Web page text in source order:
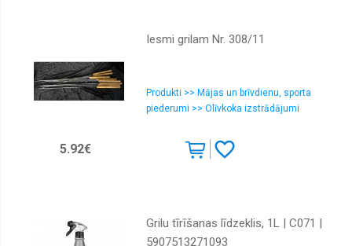
Iesmi grilam Nr. 308/11
Produkti >> Mājas un brīvdienu, sporta
piederumi >> Olīvkoka izstrādājumi
5.92€
Grilu tīrīšanas līdzeklis, 1L | C071 |
5907513271093